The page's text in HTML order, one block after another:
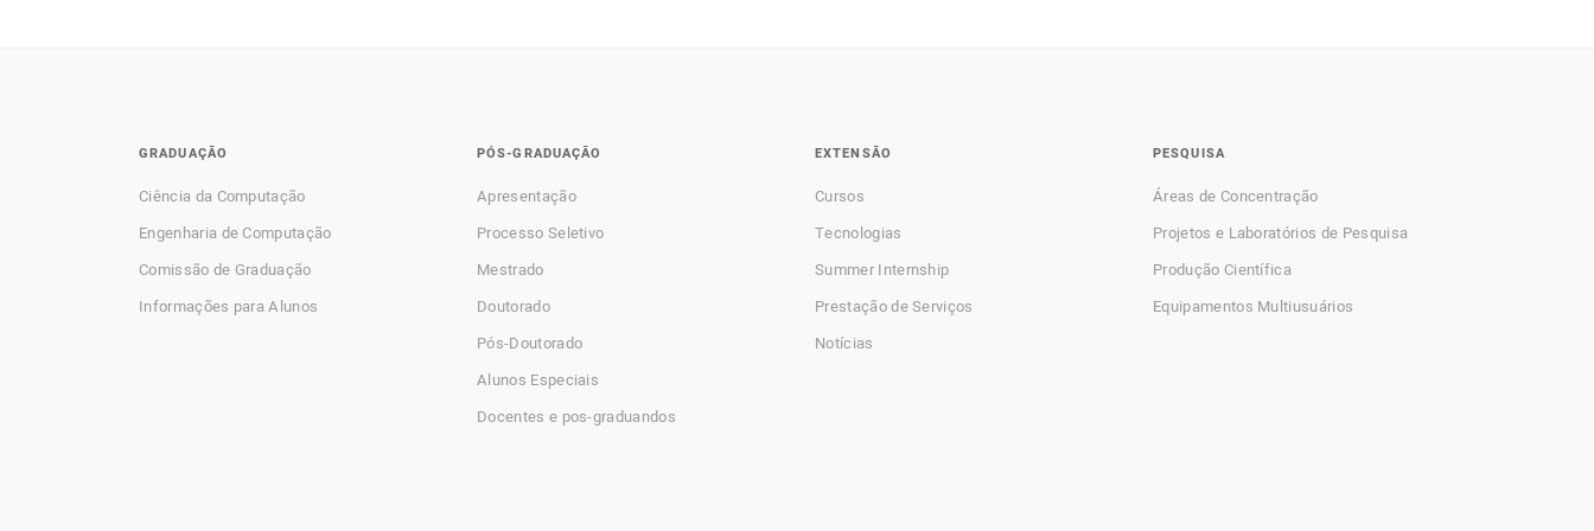
GRADUAÇÃO
Ciência da Computação
Engenharia de Computação
Comissão de Graduação
Informações para Alunos
PÓS-GRADUAÇÃO
Apresentação
Processo Seletivo
Mestrado
Doutorado
Pós-Doutorado
Alunos Especiais
Docentes e pos-graduandos
EXTENSÃO
Cursos
Tecnologias
Summer Internship
Prestação de Serviços
Notícias
PESQUISA
Áreas de Concentração
Projetos e Laboratórios de Pesquisa
Produção Científica
Equipamentos Multiusuários